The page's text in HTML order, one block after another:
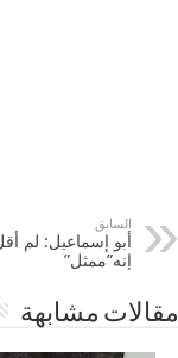
السابق
أبو إسماعيل: لم
إنه”ممثل”
مقالات مشابهة